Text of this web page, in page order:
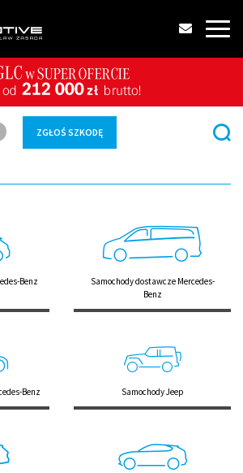
ZGŁOŚ SZKODĘ
Benz
Samochody dostawcze Mercedes-
Benz
Benz Samochody Jeep